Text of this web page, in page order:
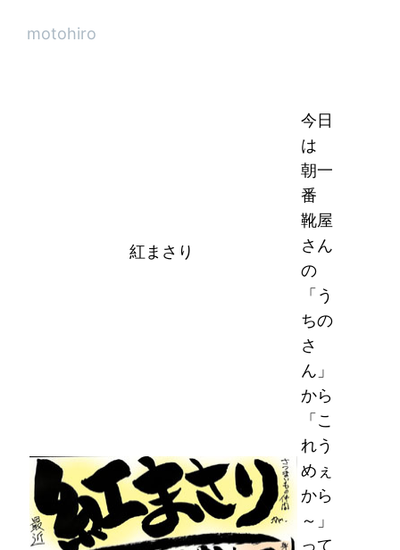
motohiro
紅まさり
今日
は
朝一
番
靴屋
さん
の
「う
ちの
さ
ん」
から
「こ
れう
めぇ
から
～」
って